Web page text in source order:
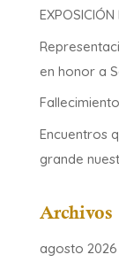
en honor a
Encuentros
grande
Archivos
agosto 2026